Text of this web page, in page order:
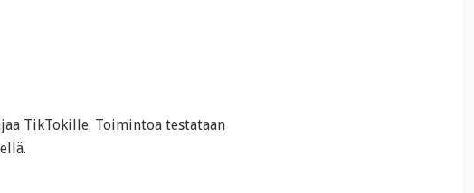
TikTokille. Toimintoa testataan